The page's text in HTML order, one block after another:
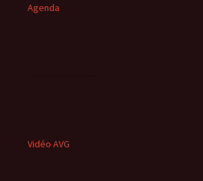
Agenda
Vidéo AVG